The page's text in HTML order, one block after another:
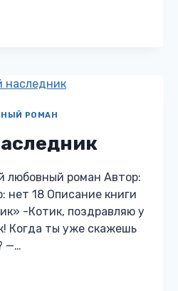
РОМАН
любовный роман Автор:
нет 18 Описание книги
-Котик, поздравляю у
Когда ты уже скажешь
—…